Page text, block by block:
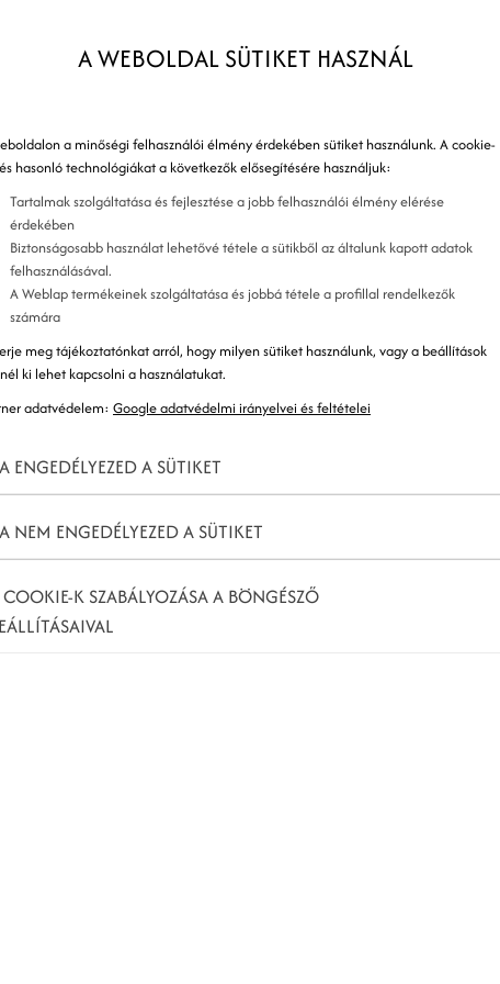
cégedet (vállalkozásodat) megkülönbözteti
irántad kellene érdeklődniük a versenytársaid
az egyéni értékajánlatodat.
A WEBOLDAL SÜTIKET HASZNÁL
a minőségi felhasználói élmény érdekében sütiket használunk. A cookie-
hasonló technológiákat a következők elősegítésére használjuk:
Tartalmak szolgáltatása és fejlesztése a jobb felhasználói élmény elérése
érdekében
Biztonságosabb használat lehetővé tétele a sütikből az általunk kapott adatok
felhasználásával.
A Weblap termékeinek szolgáltatása és jobbá tétele a profillal rendelkezők
számára
meg tájékoztatónkat arról, hogy milyen sütiket használunk, vagy a beállítások
ki lehet kapcsolni a használatukat.
adatvédelem: Google adatvédelmi irányelvei és feltételei
ENGEDÉLYEZED A SÜTIKET
NEM ENGEDÉLYEZED A SÜTIKET
K SZABÁLYOZÁSA A BÖNGÉSZŐ